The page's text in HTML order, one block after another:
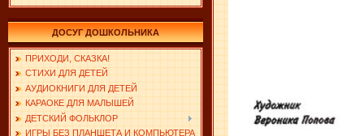
ДОСУГ ДОШКОЛЬНИКА
ПРИХОДИ, СКАЗКА!
СТИХИ ДЛЯ ДЕТЕЙ
АУДИОКНИГИ ДЛЯ ДЕТЕЙ
КАРАОКЕ ДЛЯ МАЛЫШЕЙ
ДЕТСКИЙ ФОЛЬКЛОР
ИГРЫ БЕЗ ПЛАНШЕТА И КОМПЬЮТЕРА